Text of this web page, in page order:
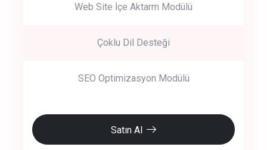
Web Site İçe Aktarm Modülü
Çoklu Dil Desteği
SEO Optimizasyon Modülü
Satın Al